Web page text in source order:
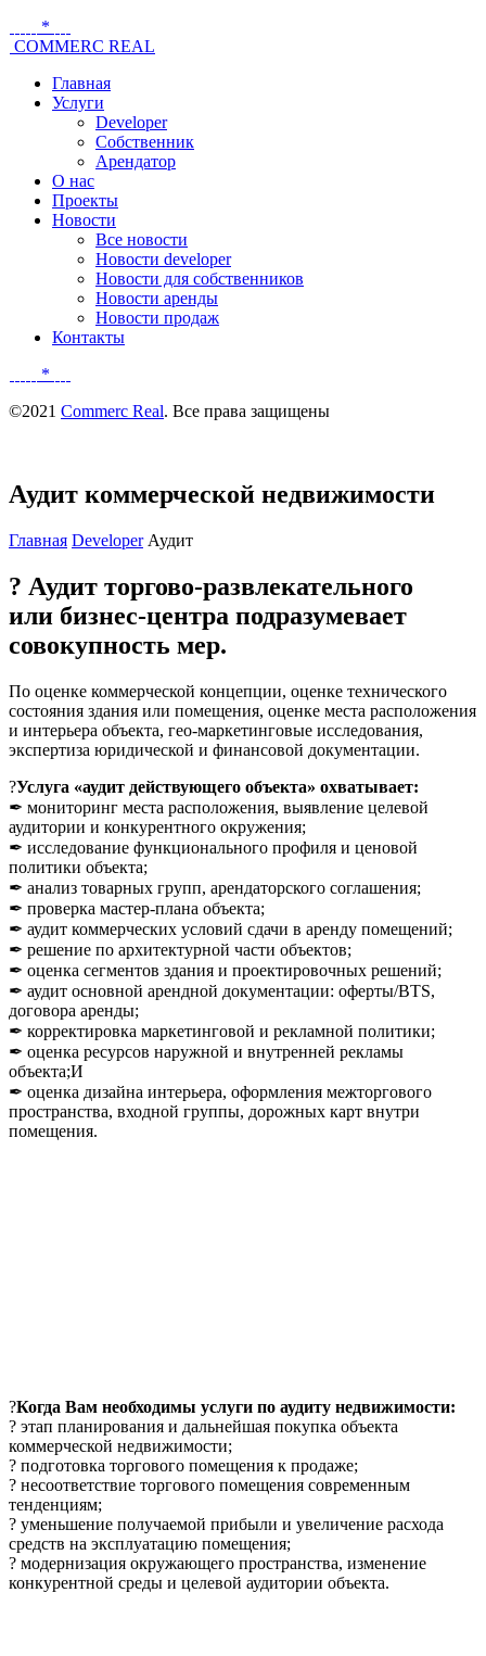
*
COMMERC REAL
Главная
Услуги
Developer
Собственник
Арендатор
О нас
Проекты
Новости
Все новости
Новости developer
Новости для собственников
Новости аренды
Новости продаж
Контакты
*
©2021 Commerc Real. Все права защищены
Аудит коммерческой недвижимости
Главная Developer Аудит
? Аудит торгово-развлекательного
или бизнес-центра подразумевает
совокупность мер.
По оценке коммерческой концепции, оценке технического
состояния здания или помещения, оценке места расположения
и интерьера объекта, гео-маркетинговые исследования,
экспертиза юридической и финансовой документации.
?Услуга «аудит действующего объекта» охватывает:
✒ мониторинг места расположения, выявление целевой
аудитории и конкурентного окружения;
✒ исследование функционального профиля и ценовой
политики объекта;
✒ анализ товарных групп, арендаторского соглашения;
✒ проверка мастер-плана объекта;
✒ аудит коммерческих условий сдачи в аренду помещений;
✒ решение по архитектурной части объектов;
✒ оценка сегментов здания и проектировочных решений;
✒ аудит основной арендной документации: оферты/BTS,
договора аренды;
✒ корректировка маркетинговой и рекламной политики;
✒ оценка ресурсов наружной и внутренней рекламы
объекта;И
✒ оценка дизайна интерьера, оформления межторгового
пространства, входной группы, дорожных карт внутри
помещения.
?Когда Вам необходимы услуги по аудиту недвижимости:
? этап планирования и дальнейшая покупка объекта
коммерческой недвижимости;
? подготовка торгового помещения к продаже;
? несоответствие торгового помещения современным
тенденциям;
? уменьшение получаемой прибыли и увеличение расхода
средств на эксплуатацию помещения;
? модернизация окружающего пространства, изменение
конкурентной среды и целевой аудитории объекта.